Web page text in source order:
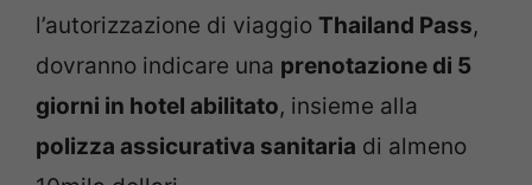
l’autorizzazione di viaggio Thailand Pass,
dovranno indicare una prenotazione di 5
giorni in hotel abilitato, insieme alla
polizza assicurativa sanitaria di almeno